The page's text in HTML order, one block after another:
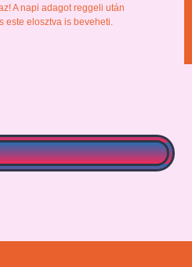
A napi adagot reggeli után
este elosztva is beveheti.